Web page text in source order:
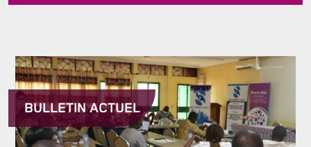
BULLETIN ACTUEL